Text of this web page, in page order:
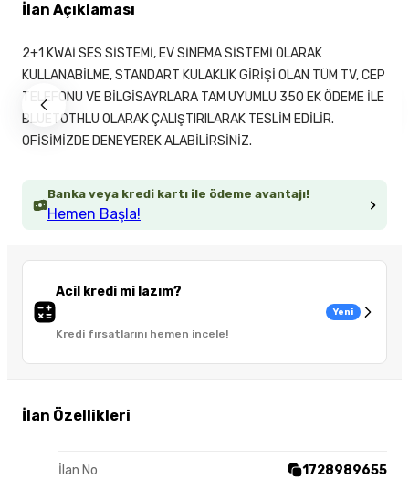
Banka veya kredi kartı ile ödeme avantajı!
Hemen Başla!
Acil kredi mi lazım?
Kredi fırsatlarını hemen incele!
Yeni
İlan Özellikleri
İlan No 1728989655
İlan Açıklaması
2+1 KWAİ SES SİSTEMİ, EV SİNEMA SİSTEMİ OLARAK
KULLANABİLME, STANDART KULAKLIK GİRİŞİ OLAN TÜM TV, CEP
TELEFONU VE BİLGİSAYRLARA TAM UYUMLU 350 EK ÖDEME İLE
BLUETOTHLU OLARAK ÇALIŞTIRILARAK TESLİM EDİLİR.
OFİSİMİZDE DENEYEREK ALABİLİRSİNİZ.